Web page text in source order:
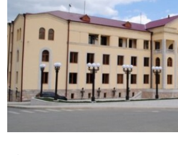
АРХИВ
Հայերեն
English
Русский